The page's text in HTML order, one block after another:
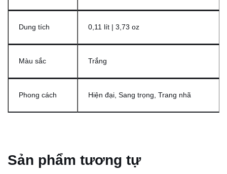
Dung tích 0,11 lít | 3,73 oz
Màu sắc Trắng
Phong cách Hiện đại, Sang trọng, Trang nhã
Sản phẩm tương tự